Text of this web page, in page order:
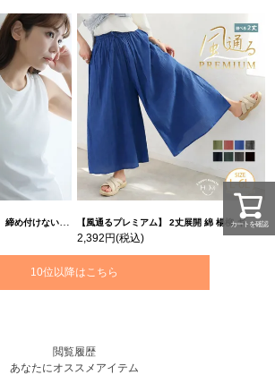
イズの通販ならハッピーマリリン 【風通るプレミアム】 2丈展開 綿 楊柳 ギャザー フレア スカンツ 【ウェストゴム】 | 大きいサイズの通販ならハッピーマリリン
2,392円(税込)
10位以降はこちら
閲覧履歴
あなたにオススメアイテム
カートを確認